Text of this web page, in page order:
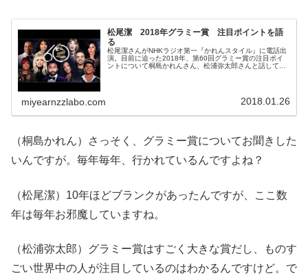
松尾潔 2018年グラミー賞 注目ポイントを語
る
松尾潔さんがNHKラジオ第一『かれんスタイル』に電話出
演。目前に迫った2018年、第60回グラミー賞の注目ポイ
ントについて桐島かれんさん、松浦弥太郎さんと話してい
miyearnzzlabo.com 2018.01.26
（桐島かれん）さっそく、グラミー賞についてお聞きした
いんですが。毎年毎年、行かれているんですよね？
（松尾潔）10年ほどブランクがあったんですが、ここ数
年は毎年お邪魔していますね。
（松浦弥太郎）グラミー賞はすごく大きな賞だし、ものす
ごい世界中の人が注目しているのはわかるんですけど。で